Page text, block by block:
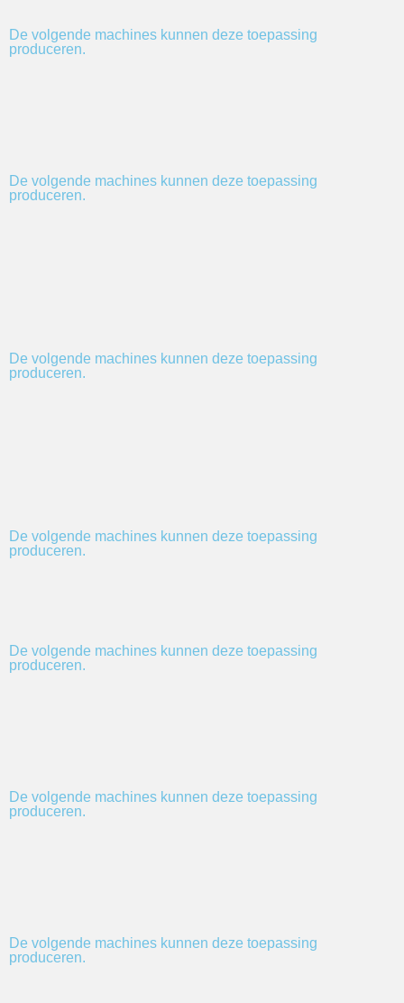
De volgende machines kunnen deze toepassing
produceren.
De volgende machines kunnen deze toepassing
produceren.
De volgende machines kunnen deze toepassing
produceren.
De volgende machines kunnen deze toepassing
produceren.
De volgende machines kunnen deze toepassing
produceren.
De volgende machines kunnen deze toepassing
produceren.
De volgende machines kunnen deze toepassing
produceren.